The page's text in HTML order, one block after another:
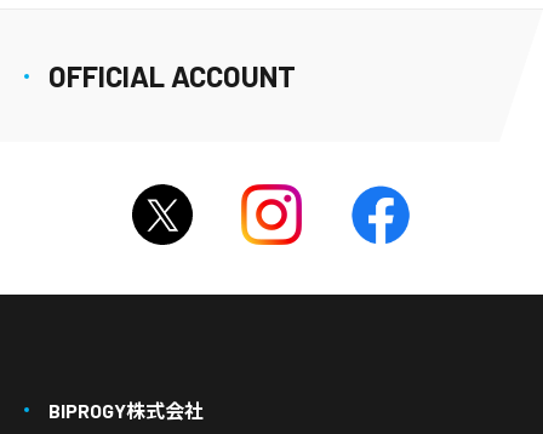
OFFICIAL ACCOUNT
BIPROGY株式会社